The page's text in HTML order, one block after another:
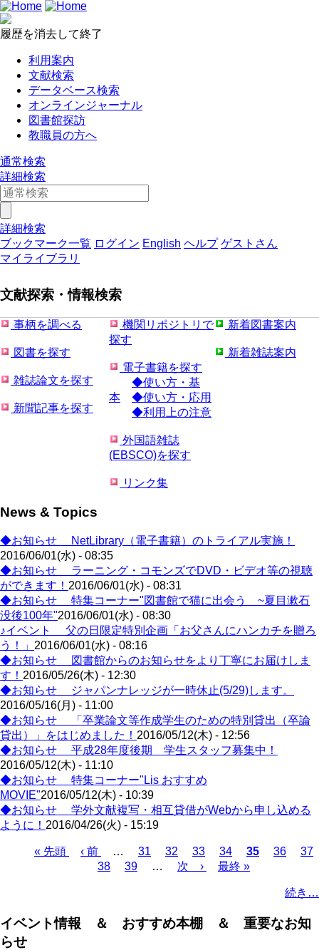
履歴を消去して終了
利用案内
文献検索
データベース検索
オンラインジャーナル
図書館探訪
教職員の方へ
通常検索
詳細検索
詳細検索
ブックマーク一覧 ログイン English ヘルプ ゲストさん
マイライブラリ
文献探索・情報検索
事柄を調べる
図書を探す
雑誌論文を探す
新聞記事を探す
機関リポジトリで
探す
電子書籍を探す
◆使い方・基
本
◆使い方・応用
◆利用上の注意
外国語雑誌
(EBSCO)を探す
リンク集
新着図書案内
新着雑誌案内
News & Topics
◆お知らせ NetLibrary（電子書籍）のトライアル実施！
2016/06/01(水) - 08:35
◆お知らせ ラーニング・コモンズでDVD・ビデオ等の視聴
ができます！ 2016/06/01(水) - 08:31
◆お知らせ 特集コーナー"図書館で猫に出会う ~夏目漱石
没後100年"2016/06/01(水) - 08:30
♪イベント 父の日限定特別企画「お父さんにハンカチを贈ろ
う！」 2016/06/01(水) - 08:16
◆お知らせ 図書館からのお知らせをより丁寧にお届けしま
す！ 2016/05/26(木) - 12:30
◆お知らせ ジャパンナレッジが一時休止(5/29)します。
2016/05/16(月) - 11:00
◆お知らせ 「卒業論文等作成学生のための特別貸出（卒論
貸出）」をはじめました！ 2016/05/12(木) - 12:56
◆お知らせ 平成28年度後期 学生スタッフ募集中！
2016/05/12(木) - 11:10
◆お知らせ 特集コーナー"Lis おすすめ
MOVIE"2016/05/12(木) - 10:39
◆お知らせ 学外文献複写・相互貸借がWebから申し込める
ように！ 2016/04/26(火) - 15:19
り
先
« 先頭
前
‹ 前 … Page
31 Page
32 Page
33 Page
34
カ
レ
ー
35 Page
36
37
Page
38 Page
39 …
次
次 ›
最
ジ
最終 »
続き…
イベント情報 ＆ おすすめ本棚 ＆ 重要なお知
らせ